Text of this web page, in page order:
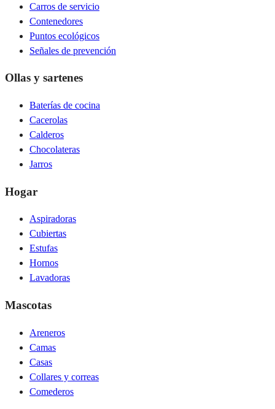
Carros de servicio
Contenedores
Puntos ecológicos
Señales de prevención
Ollas y sartenes
Baterías de cocina
Cacerolas
Calderos
Chocolateras
Jarros
Hogar
Aspiradoras
Cubiertas
Estufas
Hornos
Lavadoras
Mascotas
Areneros
Camas
Casas
Collares y correas
Comederos